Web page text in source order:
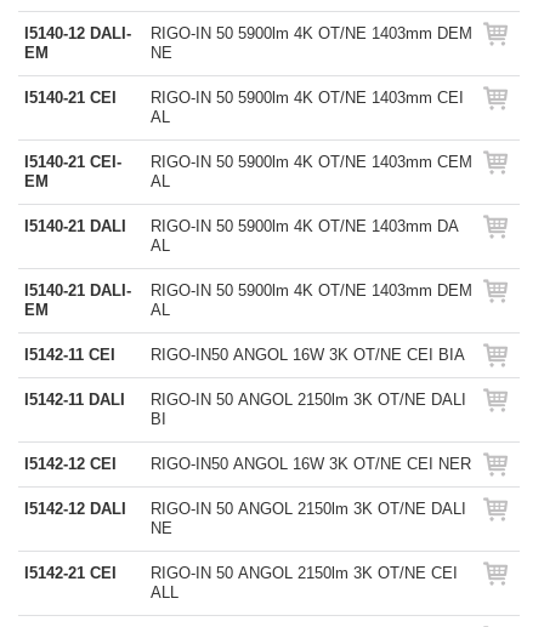
I5140-12 DALI-
EM
RIGO-IN 50 5900lm 4K OT/NE 1403mm DEM
NE
I5140-21 CEI
RIGO-IN 50 5900lm 4K OT/NE 1403mm CEI
AL
I5140-21 CEI-
EM
RIGO-IN 50 5900lm 4K OT/NE 1403mm CEM
AL
I5140-21 DALI
RIGO-IN 50 5900lm 4K OT/NE 1403mm DA
AL
I5140-21 DALI-
EM
RIGO-IN 50 5900lm 4K OT/NE 1403mm DEM
AL
I5142-11 CEI RIGO-IN50 ANGOL 16W 3K OT/NE CEI BIA
I5142-11 DALI
RIGO-IN 50 ANGOL 2150lm 3K OT/NE DALI
BI
I5142-12 CEI RIGO-IN50 ANGOL 16W 3K OT/NE CEI NER
I5142-12 DALI
RIGO-IN 50 ANGOL 2150lm 3K OT/NE DALI
NE
I5142-21 CEI
RIGO-IN 50 ANGOL 2150lm 3K OT/NE CEI
ALL